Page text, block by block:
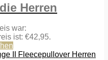
Herren
war:
ist: €42,95.